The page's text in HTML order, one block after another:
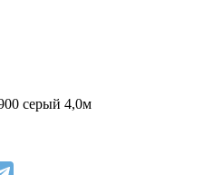
серый 4,0м